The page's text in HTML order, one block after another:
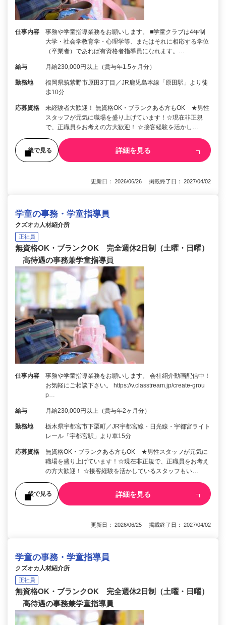
仕事内容
事務や学童指導業務をお願いします。 ■学童クラブは4年制
大学・社会学教育学・心理学等、またはそれに相応する学位
（卒業者）であれば有資格者指導員になれます。…
給与 月給230,000円以上（賞与年1.5ヶ月分）
勤務地
福岡県筑紫野市原田3丁目／JR鹿児島本線「原田駅」より徒
歩10分
応募資格
未経験者大歓迎！ 無資格OK・ブランクある方もOK ★男性
スタッフが元気に職場を盛り上げています！☆現在非正規
で、正職員をお考えの方大歓迎！ ☆接客経験を活かし…
後で見る 詳細を見る
更新日： 2026/06/26 掲載終了日： 2027/04/02
学童の事務・学童指導員
クズオカ人材紹介所
正社員
無資格OK・ブランクOK 完全週休2日制（土曜・日曜）
高待遇の事務兼学童指導員
仕事内容
事務や学童指導業務をお願いします。 会社紹介動画配信中！
お気軽にご相談下さい。 https://v.classtream.jp/create-grou
p…
給与 月給230,000円以上（賞与年2ヶ月分）
勤務地
栃木県宇都宮市下栗町／JR宇都宮線・日光線・宇都宮ライト
レール「宇都宮駅」より車15分
応募資格
無資格OK・ブランクある方もOK ★男性スタッフが元気に
職場を盛り上げています！☆現在非正規で、正職員をお考え
の方大歓迎！ ☆接客経験を活かしているスタッフもい…
後で見る 詳細を見る
更新日： 2026/06/25 掲載終了日： 2027/04/02
学童の事務・学童指導員
クズオカ人材紹介所
正社員
無資格OK・ブランクOK 完全週休2日制（土曜・日曜）
高待遇の事務兼学童指導員